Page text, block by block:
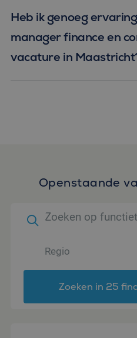
Heb ik genoeg
manager finance en
vacature in
Openstaande
Zoeken in 25